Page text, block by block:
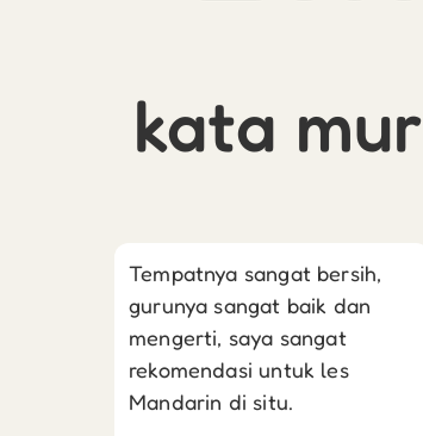
kata
Tempatnya sangat bersih,
gurunya sangat baik dan
mengerti, saya sangat
rekomendasi untuk les
Mandarin di situ.